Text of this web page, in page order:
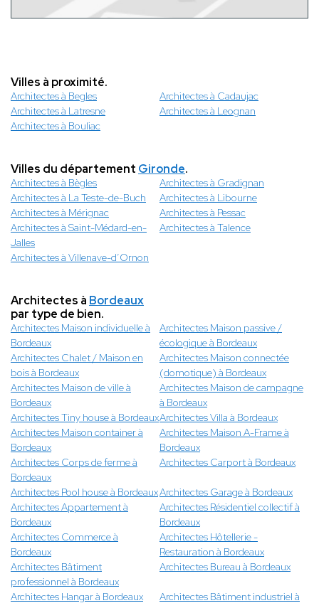
Villes à proximité.
Architectes à Begles
Architectes à Cadaujac
Architectes à Latresne
Architectes à Leognan
Architectes à Bouliac
Villes du département Gironde.
Architectes à Bègles
Architectes à Gradignan
Architectes à La Teste-de-Buch
Architectes à Libourne
Architectes à Mérignac
Architectes à Pessac
Architectes à Saint-Médard-en-
Jalles
Architectes à Talence
Architectes à Villenave-d’Ornon
Architectes à Bordeaux
par type de bien.
Architectes Maison individuelle à
Bordeaux
Architectes Maison passive /
écologique à Bordeaux
Architectes Chalet / Maison en
bois à Bordeaux
Architectes Maison connectée
(domotique) à Bordeaux
Architectes Maison de ville à
Bordeaux
Architectes Maison de campagne
à Bordeaux
Architectes Tiny house à BordeauxArchitectes Villa à Bordeaux
Architectes Maison container à
Bordeaux
Architectes Maison A-Frame à
Bordeaux
Architectes Corps de ferme à
Bordeaux
Architectes Carport à Bordeaux
Architectes Pool house à BordeauxArchitectes Garage à Bordeaux
Architectes Appartement à
Bordeaux
Architectes Résidentiel collectif à
Bordeaux
Architectes Commerce à
Bordeaux
Architectes Hôtellerie -
Restauration à Bordeaux
Architectes Bâtiment
professionnel à Bordeaux
Architectes Bureau à Bordeaux
Architectes Hangar à Bordeaux
Architectes Bâtiment industriel à